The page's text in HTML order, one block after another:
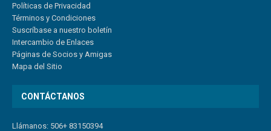
Políticas de Privacidad
Términos y Condiciones
Suscríbase a nuestro boletín
Intercambio de Enlaces
Páginas de Socios y Amigas
Mapa del Sitio
CONTÁCTANOS
Llámanos: 506+ 83150394